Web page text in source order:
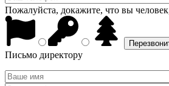
Пожалуйста, докажите, что вы
Письмо директору